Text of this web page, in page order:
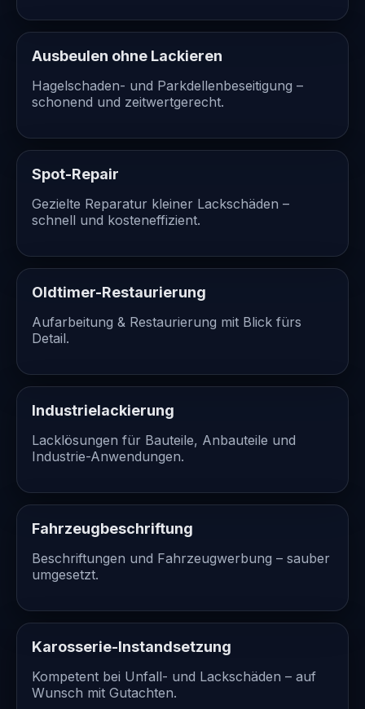
Ausbeulen ohne Lackieren
Hagelschaden- und Parkdellenbeseitigung –
schonend und zeitwertgerecht.
Spot-Repair
Gezielte Reparatur kleiner Lackschäden –
schnell und kosteneffizient.
Oldtimer-Restaurierung
Aufarbeitung & Restaurierung mit Blick fürs
Detail.
Industrielackierung
Lacklösungen für Bauteile, Anbauteile und
Industrie-Anwendungen.
Fahrzeugbeschriftung
Beschriftungen und Fahrzeugwerbung – sauber
umgesetzt.
Karosserie-Instandsetzung
Kompetent bei Unfall- und Lackschäden – auf
Wunsch mit Gutachten.